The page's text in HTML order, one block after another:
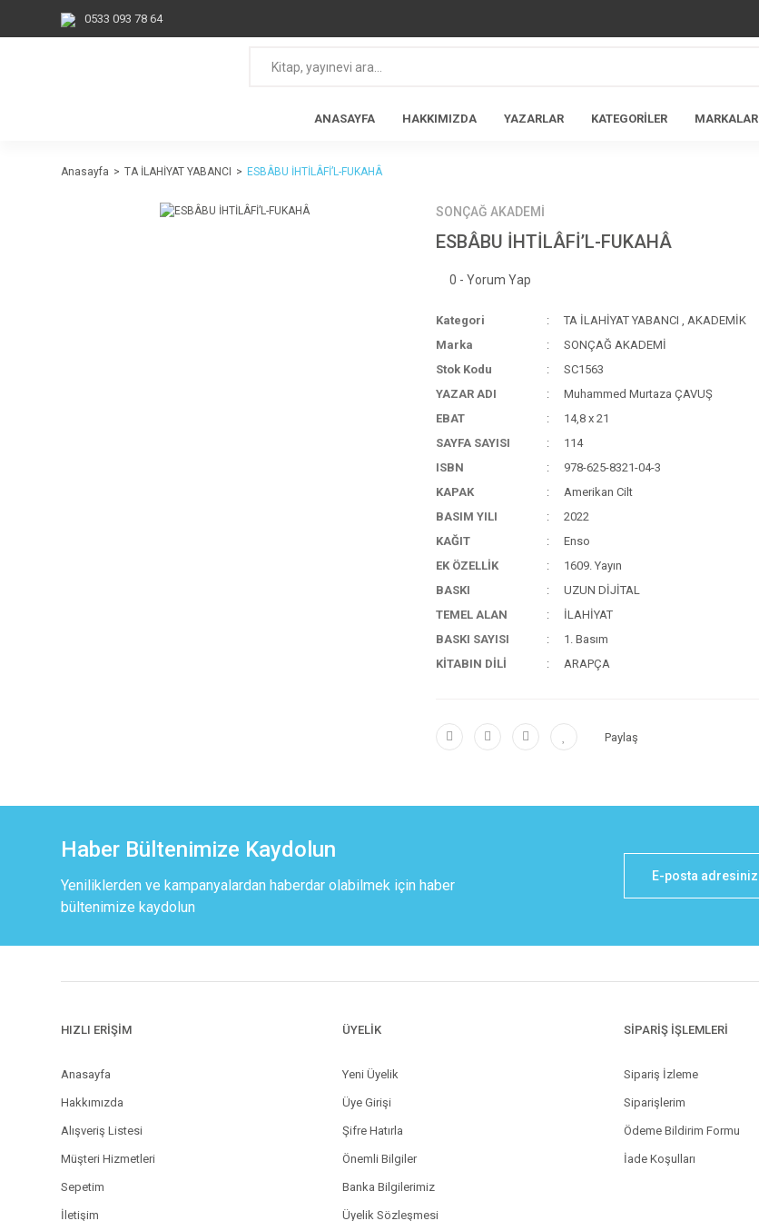
0533 093 78 64
ANASAYFA HAKKIMIZDA YAZARLAR KATEGORİLER MARKALAR
Anasayfa TA İLAHİYAT YABANCI ESBÂBU İHTİLÂFİ’L-FUKAHÂ
SONÇAĞ AKADEMİ
ESBÂBU İHTİLÂFİ’L-FUKAHÂ
0 - Yorum Yap
Kategori TA İLAHİYAT YABANCI , AKADEMİK
Marka
SONÇAĞ AKADEMİ
Stok Kodu
SC1563
YAZAR ADI
Muhammed Murtaza ÇAVUŞ
EBAT
14,8 x 21
SAYFA SAYISI
114
ISBN
978-625-8321-04-3
KAPAK
Amerikan Cilt
BASIM YILI
2022
KAĞIT
Enso
EK ÖZELLİK
1609. Yayın
BASKI
UZUN DİJİTAL
TEMEL ALAN
İLAHİYAT
BASKI SAYISI
1. Basım
KİTABIN DİLİ
ARAPÇA
Paylaş
Haber Bültenimize Kaydolun
Yeniliklerden ve kampanyalardan haberdar olabilmek için haber
bültenimize kaydolun
HIZLI ERİŞİM
Anasayfa
Hakkımızda
Alışveriş Listesi
Müşteri Hizmetleri
Sepetim
İletişim
ÜYELİK
Yeni Üyelik
Üye Girişi
Şifre Hatırla
Önemli Bilgiler
Banka Bilgilerimiz
Üyelik Sözleşmesi
SİPARİŞ İŞLEMLERİ
Sipariş İzleme
Siparişlerim
Ödeme Bildirim Formu
İade Koşulları